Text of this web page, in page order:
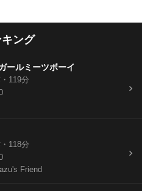
ング
ールミーツボーイ
119分
118分
Friend